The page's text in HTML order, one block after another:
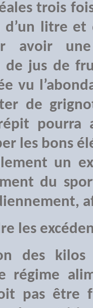
trois
d’un litre
avoir
de jus de
vu
de
les bons
un
du
les
des
régime
pas être